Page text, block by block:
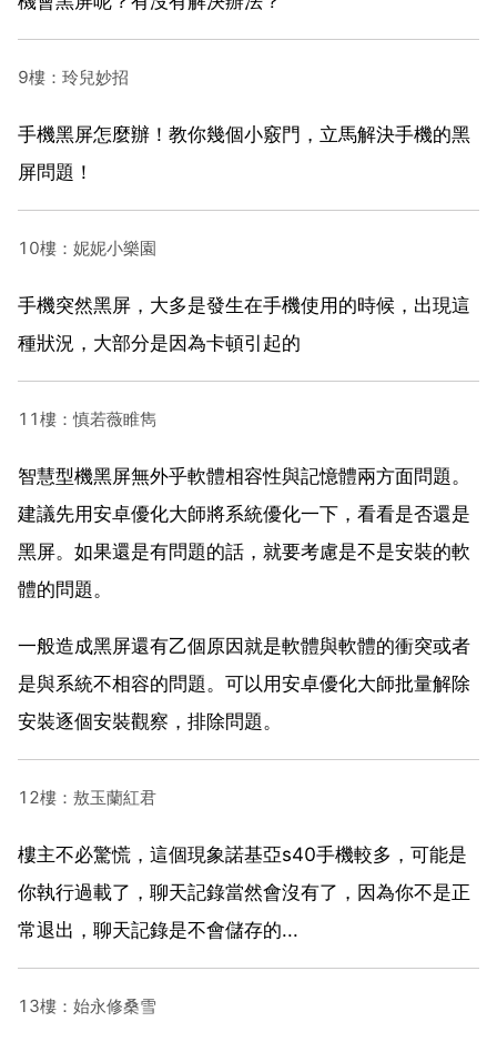
9樓：玲兒妙招
手機黑屏怎麼辦！教你幾個小竅門，立馬解決手機的黑
屏問題！
10樓：妮妮小樂園
手機突然黑屏，大多是發生在手機使用的時候，出現這
種狀況，大部分是因為卡頓引起的
11樓：慎若薇睢雋
智慧型機黑屏無外乎軟體相容性與記憶體兩方面問題。
建議先用安卓優化大師將系統優化一下，看看是否還是
黑屏。如果還是有問題的話，就要考慮是不是安裝的軟
體的問題。
一般造成黑屏還有乙個原因就是軟體與軟體的衝突或者
是與系統不相容的問題。可以用安卓優化大師批量解除
安裝逐個安裝觀察，排除問題。
12樓：敖玉蘭紅君
樓主不必驚慌，這個現象諾基亞s40手機較多，可能是
你執行過載了，聊天記錄當然會沒有了，因為你不是正
常退出，聊天記錄是不會儲存的...
13樓：始永修桑雪